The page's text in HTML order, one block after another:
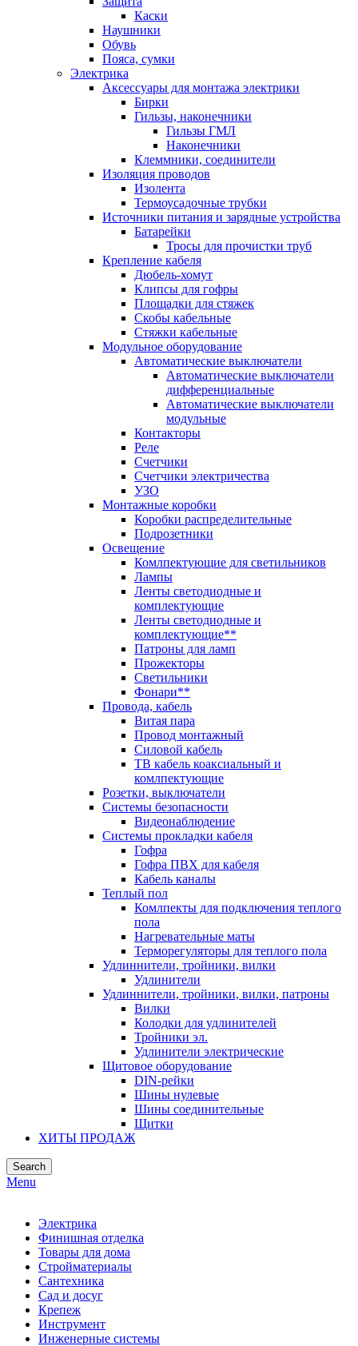
Каски
Наушники
Обувь
Пояса, сумки
Электрика
Аксессуары для монтажа электрики
Бирки
Гильзы, наконечники
Гильзы ГМЛ
Наконечники
Клеммники, соединители
Изоляция проводов
Изолента
Термоусадочные трубки
Источники питания и зарядные устройства
Батарейки
Тросы для прочистки труб
Крепление кабеля
Дюбель-хомут
Клипсы для гофры
Площадки для стяжек
Скобы кабельные
Стяжки кабельные
Модульное оборудование
Автоматические выключатели
Автоматические выключатели
дифференциальные
Автоматические выключатели
модульные
Контакторы
Реле
Счетчики
Счетчики электричества
УЗО
Монтажные коробки
Коробки распределительные
Подрозетники
Освещение
Комлпектующие для светильников
Лампы
Ленты светодиодные и
комплектующие
Ленты светодиодные и
комплектующие**
Патроны для ламп
Прожекторы
Светильники
Фонари**
Провода, кабель
Витая пара
Провод монтажный
Силовой кабель
ТВ кабель коаксиальный и
комлпектующие
Розетки, выключатели
Системы безопасности
Видеонаблюдение
Системы прокладки кабеля
Гофра
Гофра ПВХ для кабеля
Кабель каналы
Теплый пол
Комлпекты для подключения теплого
пола
Нагревательные маты
Терморегуляторы для теплого пола
Удлиннители, тройники, вилки
Удлинители
Удлиннители, тройники, вилки, патроны
Вилки
Колодки для удлинителей
Тройники эл.
Удлинители электрические
Щитовое оборудование
DIN-рейки
Шины нулевые
Шины соединительные
Щитки
ХИТЫ ПРОДАЖ
Search
Menu
Электрика
Финишная отделка
Товары для дома
Стройматериалы
Сантехника
Сад и досуг
Крепеж
Инструмент
Инженерные системы